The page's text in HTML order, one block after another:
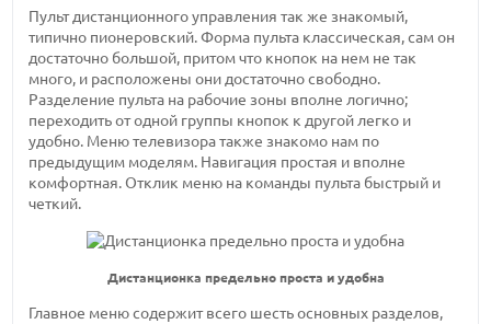
Пульт дистанционного управления так же знакомый,
типично пионеровский. Форма пульта классическая, сам он
достаточно большой, притом что кнопок на нем не так
много, и расположены они достаточно свободно.
Разделение пульта на рабочие зоны вполне логично;
переходить от одной группы кнопок к другой легко и
удобно. Меню телевизора также знакомо нам по
предыдущим моделям. Навигация простая и вполне
комфортная. Отклик меню на команды пульта быстрый и
четкий.
Дистанционка предельно проста и удобна
Главное меню содержит всего шесть основных разделов,